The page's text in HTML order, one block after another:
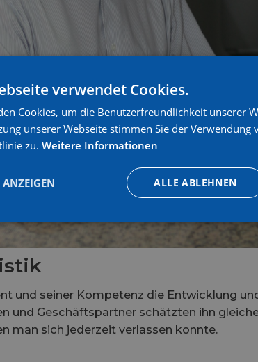
und seiner Kompetenz die Entwicklung
und Geschäftspartner schätzten ihn
man sich jederzeit verlassen konnte.
verwendet Cookies.
Cookies, um die Benutzerfreundlichkeit unserer
unserer Webseite stimmen Sie der Verwendung
zu. Weitere Informationen
ALLE ABLEHNEN
ANZEIGEN